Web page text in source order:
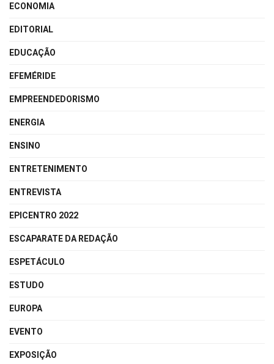
ECONOMIA
EDITORIAL
EDUCAÇÃO
EFEMÉRIDE
EMPREENDEDORISMO
ENERGIA
ENSINO
ENTRETENIMENTO
ENTREVISTA
EPICENTRO 2022
ESCAPARATE DA REDAÇÃO
ESPETÁCULO
ESTUDO
EUROPA
EVENTO
EXPOSIÇÃO